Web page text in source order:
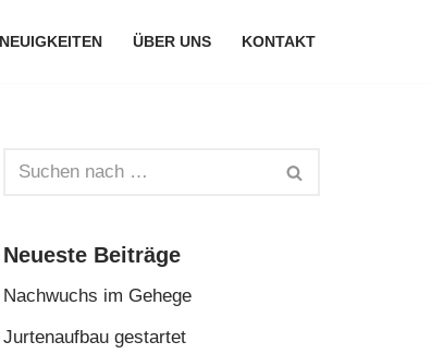
NEUIGKEITEN ÜBER UNS KONTAKT
Neueste Beiträge
Nachwuchs im Gehege
Jurtenaufbau gestartet